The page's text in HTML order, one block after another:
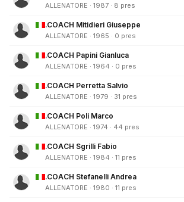
ALLENATORE · 1987 · 8 pres
.COACH Mitidieri Giuseppe
ALLENATORE · 1965 · 0 pres
.COACH Papini Gianluca
ALLENATORE · 1964 · 0 pres
.COACH Perretta Salvio
ALLENATORE · 1979 · 31 pres
.COACH Poli Marco
ALLENATORE · 1974 · 44 pres
.COACH Sgrilli Fabio
ALLENATORE · 1984 · 11 pres
.COACH Stefanelli Andrea
ALLENATORE · 1980 · 11 pres